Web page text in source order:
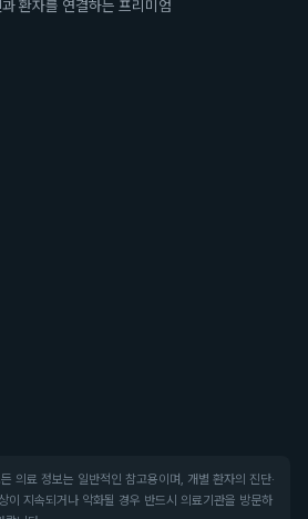
환자를 연결하는 프리미엄
의료 정보는 일반적인 참고용이며, 개별 환자의 진단·
이 지속되거나 악화될 경우 반드시 의료기관을 방문하